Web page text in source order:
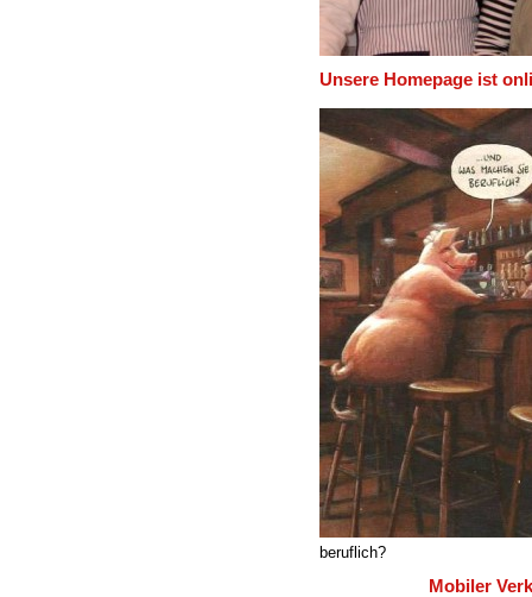
Unsere Homepage ist
beruflich?
Mobiler